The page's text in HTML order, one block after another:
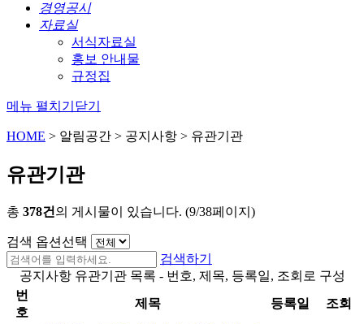
경영공시
자료실
서식자료실
홍보 안내물
규정집
메뉴 펼치기 닫기
HOME > 알림공간 > 공지사항 > 유관기관
유관기관
총 378건 의 게시물이 있습니다. (9/38페이지)
검색 옵션선택
검색하기
공지사항 유관기관 목록 - 번호, 제목, 등록일, 조회로 구성
번
호
제목 등록일 조회